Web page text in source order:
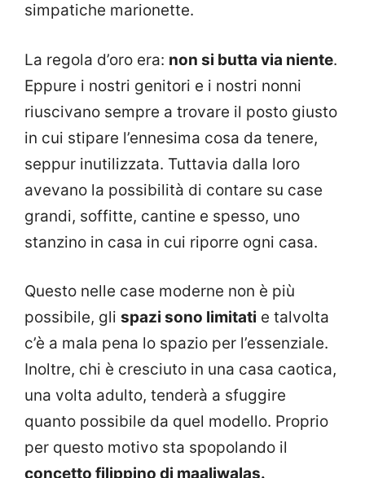
simpatiche marionette.
La regola d’oro era: non si butta via niente.
Eppure i nostri genitori e i nostri nonni
riuscivano sempre a trovare il posto giusto
in cui stipare l’ennesima cosa da tenere,
seppur inutilizzata. Tuttavia dalla loro
avevano la possibilità di contare su case
grandi, soffitte, cantine e spesso, uno
stanzino in casa in cui riporre ogni casa.
Questo nelle case moderne non è più
possibile, gli spazi sono limitati e talvolta
c’è a mala pena lo spazio per l’essenziale.
Inoltre, chi è cresciuto in una casa caotica,
una volta adulto, tenderà a sfuggire
quanto possibile da quel modello. Proprio
per questo motivo sta spopolando il
concetto filippino di maaliwalas.